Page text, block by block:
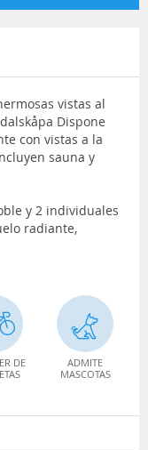
vistas al
Dispone
con vistas a la
sauna y
y 2 individuales
radiante,
DE
ADMITE
MASCOTAS